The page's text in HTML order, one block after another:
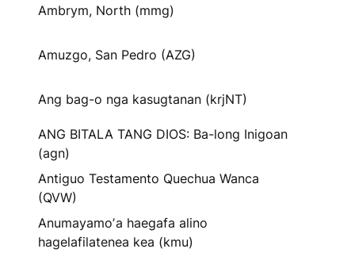
Ambrym, North (mmg)
Amuzgo, San Pedro (AZG)
Ang bag-o nga kasugtanan (krjNT)
ANG BITALA TANG DIOS: Ba-long Inigoan
(agn)
Antiguo Testamento Quechua Wanca
(QVW)
Anumayamoʼa haegafa alino
hagelafilatenea kea (kmu)